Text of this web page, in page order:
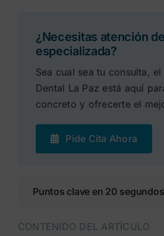
¿Necesitas atención
especializada?
Sea cual sea tu consulta,
Dental La Paz está aquí
concreto y ofrecerte el
Pide Cita Ahora
Puntos clave en 20 segundos
CONTENIDO DEL ARTÍCULO